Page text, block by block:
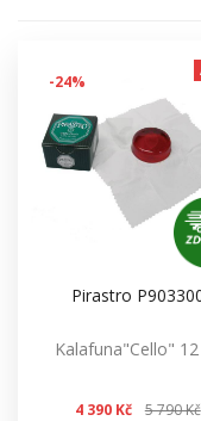
-24%
Pirastro
Kalafuna"Cello"
4 390 Kč
5 790 Kč